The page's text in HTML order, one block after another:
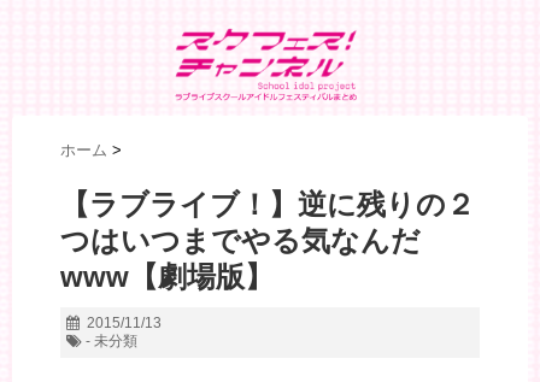
ホーム >
【ラブライブ！】逆に残りの２
つはいつまでやる気なんだ
www【劇場版】
2015/11/13
- 未分類